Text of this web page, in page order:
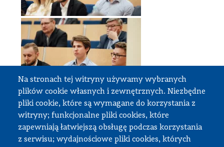
Na stronach tej witryny używamy wybranych
plików cookie własnych i zewnętrznych. Niezbędne
pliki cookie, które są wymagane do korzystania z
witryny; funkcjonalne pliki cookies, które
zapewniają łatwiejszą obsługę podczas korzystania
z serwisu; wydajnościowe pliki cookies, których